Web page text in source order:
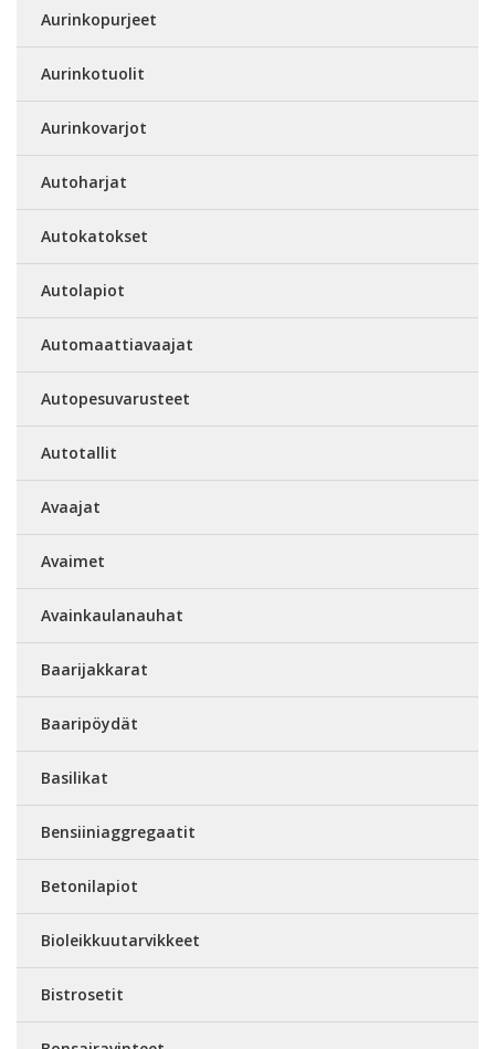
Aurinkopurjeet
Aurinkotuolit
Aurinkovarjot
Autoharjat
Autokatokset
Autolapiot
Automaattiavaajat
Autopesuvarusteet
Autotallit
Avaajat
Avaimet
Avainkaulanauhat
Baarijakkarat
Baaripöydät
Basilikat
Bensiiniaggregaatit
Betonilapiot
Bioleikkuutarvikkeet
Bistrosetit